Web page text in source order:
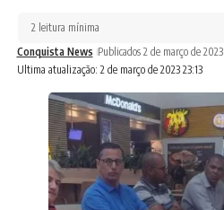
Ultima atualização: 2 de março de 2023 23:13
Conquista News Publicados 2 de março de 2023
2 leitura mínima